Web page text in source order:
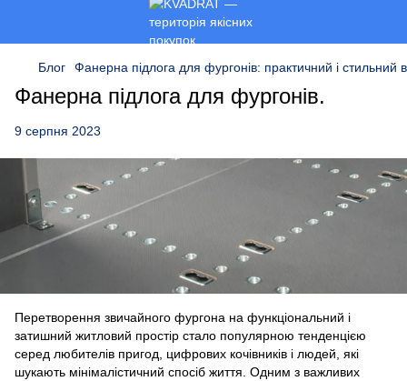
Блог Фанерна підлога для фургонів: практичний і стильний
Фанерна підлога для фургонів.
9 серпня 2023
Перетворення звичайного фургона на функціональний і
затишний житловий простір стало популярною тенденцією
серед любителів пригод, цифрових кочівників і людей, які
шукають мінімалістичний спосіб життя. Одним з важливих